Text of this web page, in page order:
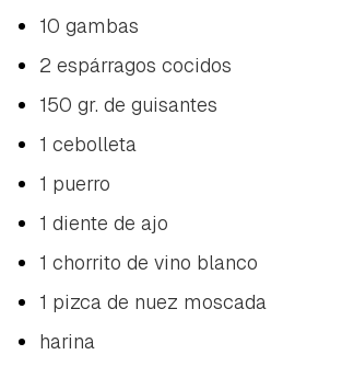
10 gambas
2 espárragos cocidos
150 gr. de guisantes
1 cebolleta
1 puerro
1 diente de ajo
1 chorrito de vino blanco
1 pizca de nuez moscada
harina